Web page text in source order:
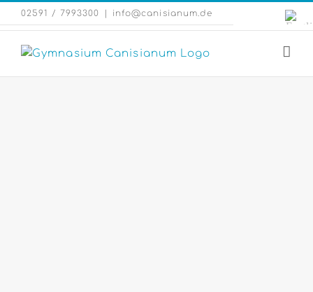
Zum
Inhalt
springen
02591 / 7993300 info@canisianum.de